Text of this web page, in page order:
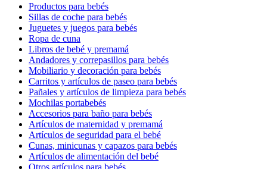
Productos para bebés
Sillas de coche para bebés
Juguetes y juegos para bebés
Ropa de cuna
Libros de bebé y premamá
Andadores y correpasillos para bebés
Mobiliario y decoración para bebés
Carritos y artículos de paseo para bebés
Pañales y artículos de limpieza para bebés
Mochilas portabebés
Accesorios para baño para bebés
Artículos de maternidad y premamá
Artículos de seguridad para el bebé
Cunas, minicunas y capazos para bebés
Artículos de alimentación del bebé
Otros artículos para bebés